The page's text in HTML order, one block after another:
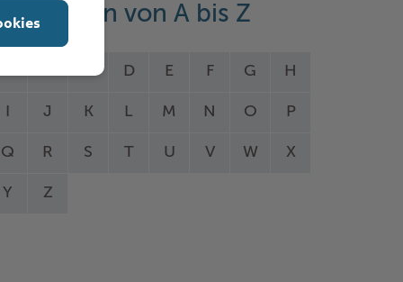
von A bis Z
D E F G H
J K L M N O P
Q R S T U V W X
Y Z